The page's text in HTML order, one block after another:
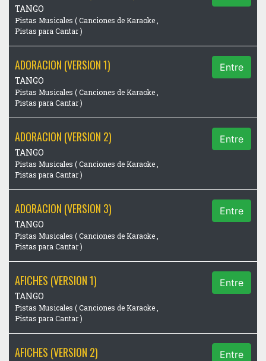
TANGO
Pistas Musicales ( Canciones de Karaoke ,
Pistas para Cantar )
ADORACION (VERSION 1)
TANGO
Pistas Musicales ( Canciones de Karaoke ,
Pistas para Cantar )
Entre
ADORACION (VERSION 2)
TANGO
Pistas Musicales ( Canciones de Karaoke ,
Pistas para Cantar )
Entre
ADORACION (VERSION 3)
TANGO
Pistas Musicales ( Canciones de Karaoke ,
Pistas para Cantar )
Entre
AFICHES (VERSION 1)
TANGO
Pistas Musicales ( Canciones de Karaoke ,
Pistas para Cantar )
Entre
AFICHES (VERSION 2) Entre